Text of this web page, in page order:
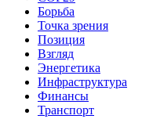
Борьба
Точка зрения
Позиция
Взгляд
Энергетика
Инфраструктура
Финансы
Транспорт